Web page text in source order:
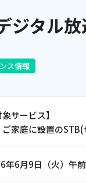
動画配信
タル放
ス情報
象サービス】
庭に設置のSTB(
年6月9日（火）午